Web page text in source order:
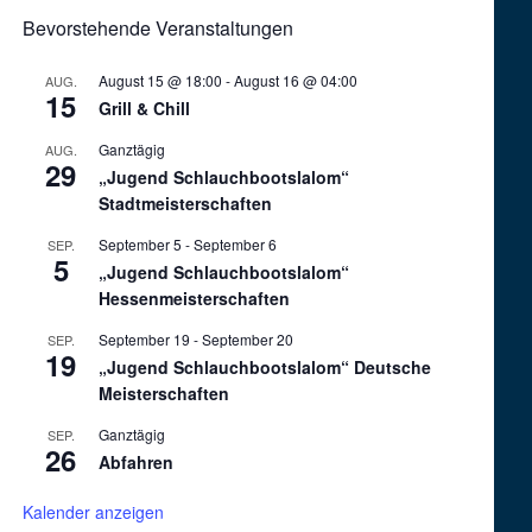
Bevorstehende Veranstaltungen
AUG.
15
August 15 @ 18:00 -August 16 @ 04:00
Grill & Chill
AUG.
29
Ganztägig
„Jugend Schlauchbootslalom“
Stadtmeisterschaften
SEP.
5
September 5 -September 6
„Jugend Schlauchbootslalom“
Hessenmeisterschaften
SEP.
19
September 19 -September 20
„Jugend Schlauchbootslalom“ Deutsche
Meisterschaften
SEP.
26
Ganztägig
Abfahren
Kalender anzeigen